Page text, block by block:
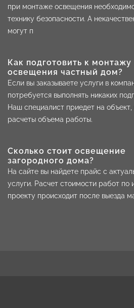
при монтаже освещения
технику безопасности. А
могут п
Как подготовить к монтажу
освещения частный дом?
Если вы заказываете услуги в
потребуется выполнять никаких
Наш специалист приедет на
расчеты объема работы.
Сколько стоит освещение
загородного дома?
На сайте вы найдете прайс с
услуги. Расчет стоимости работ по
проекту происходит после выезда